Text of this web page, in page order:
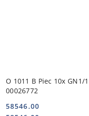
O 1011 B Piec 10x GN1/
00026772
58546.00